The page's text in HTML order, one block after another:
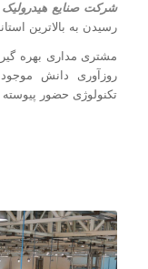
شرکت صنایع هیدرولیک
رسیدن به بالاترین
مشتری مداری بهره
روزآوری دانش
تکنولوژی حضور